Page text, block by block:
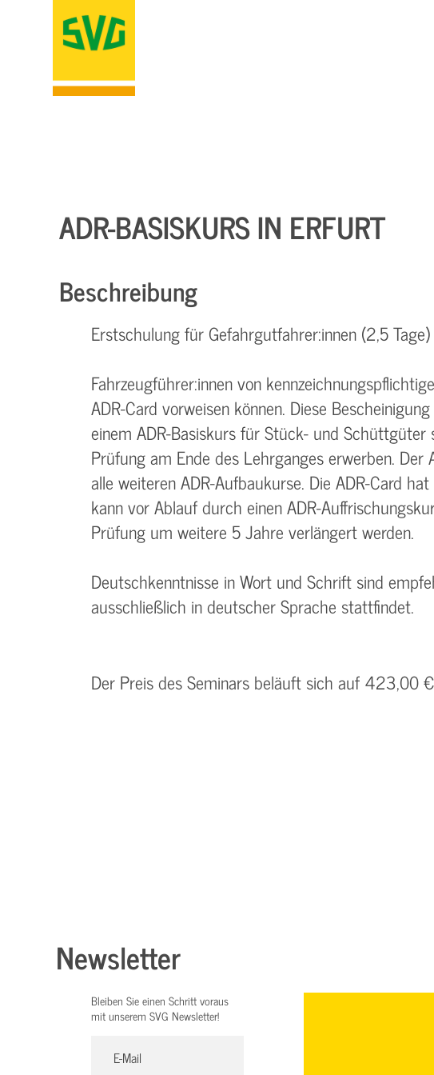
ADR-BASISKURS IN ERFURT
Beschreibung
Erstschulung für Gefahrgutfahrer:innen (2,5 Tage)
Fahrzeugführer:innen von
ADR-Card vorweisen können. Diese
einem ADR-Basiskurs für Stück- und
Prüfung am Ende des Lehrganges erwerben.
alle weiteren ADR-Aufbaukurse. Die ADR-Card
kann vor Ablauf durch einen ADR-
Prüfung um weitere 5 Jahre verlängert werden.
Deutschkenntnisse in Wort und Schrift sind
ausschließlich in deutscher Sprache stattfindet.
Der Preis des Seminars beläuft sich auf
Newsletter
Bleiben Sie einen Schritt voraus
mit unserem SVG Newsletter!